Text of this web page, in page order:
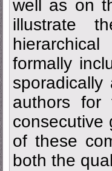
well as on
illustrate
formally
authors for
consecutive
of these
both the